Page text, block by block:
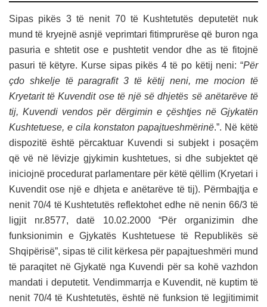
Sipas pikës 3 të nenit 70 të Kushtetutës deputetët nuk
mund të kryejnë asnjë veprimtari fitimprurëse që buron nga
pasuria e shtetit ose e pushtetit vendor dhe as të fitojnë
pasuri të këtyre. Kurse sipas pikës 4 të po këtij neni: “Për
çdo shkelje të paragrafit 3 të këtij neni, me mocion të
Kryetarit të Kuvendit ose të një së dhjetës së anëtarëve të
tij, Kuvendi vendos për dërgimin e çështjes në Gjykatën
Kushtetuese, e cila konstaton papajtueshmërinë.”. Në këtë
dispozitë është përcaktuar Kuvendi si subjekt i posaçëm
që vë në lëvizje gjykimin kushtetues, si dhe subjektet që
iniciojnë procedurat parlamentare për këtë qëllim (Kryetari i
Kuvendit ose një e dhjeta e anëtarëve të tij). Përmbajtja e
nenit 70/4 të Kushtetutës reflektohet edhe në nenin 66/3 të
ligjit nr.8577, datë 10.02.2000 “Për organizimin dhe
funksionimin e Gjykatës Kushtetuese të Republikës së
Shqipërisë”, sipas të cilit kërkesa për papajtueshmëri mund
të paraqitet në Gjykatë nga Kuvendi për sa kohë vazhdon
mandati i deputetit. Vendimmarrja e Kuvendit, në kuptim të
nenit 70/4 të Kushtetutës, është në funksion të legjitimimit